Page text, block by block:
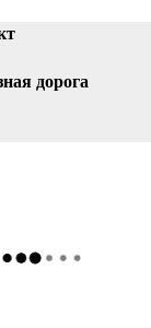
дорога